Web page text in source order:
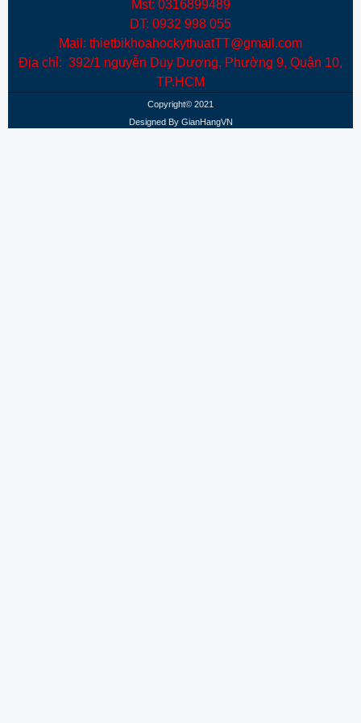
Mst: 0316899489
DT: 0932 998 055
Mail: thietbikhoahockythuatTT@gmail.com
Địa chỉ: 392/1 nguyễn Duy Dương, Phường 9, Quận 10,
TP.HCM
Copyright© 2021
Designed By GianHangVN